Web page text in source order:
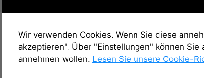
Wir verwenden Cookies. Wenn Sie diese
akzeptieren". Über "Einstellungen" können
annehmen wollen. Lesen Sie unsere Cookie-